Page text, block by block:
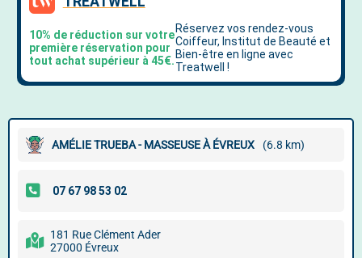
AMÉLIE TRUEBA - MASSEUSE À ÉVREUX (6.8 km)
181 Rue Clément Ader
27000 Évreux